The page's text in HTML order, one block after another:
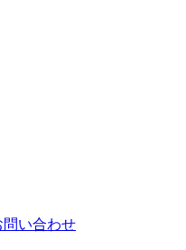
い合わせ